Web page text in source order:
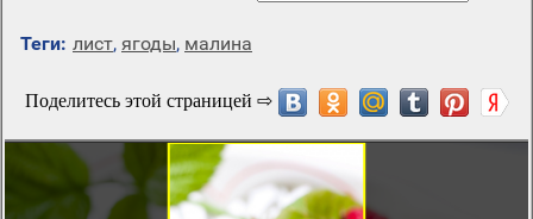
Теги: лист, ягоды, малина